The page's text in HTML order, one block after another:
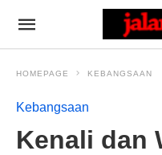
HOMEPAGE KEBANGSAAN
Kebangsaan
Kenali dan